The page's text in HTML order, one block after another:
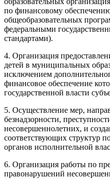
по финансовому
общеобразовательных
федеральными
стандартами).
4. Организация
детей в муниципальных
исключением
финансовое обеспечение
государственной власти
5. Осуществление мер,
безнадзорности,
несовершеннолетних, и
соответствующих структур
органов исполнительной
6. Организация работы по
правонарушений